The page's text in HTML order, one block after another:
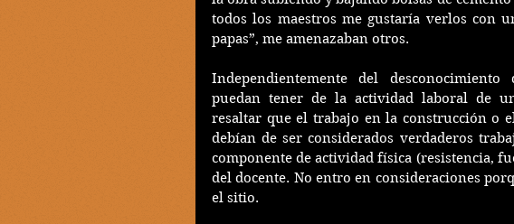
todos los maestros me gustaría verlos con
papas”, me amenazaban otros.
Independientemente del desconocimiento
puedan tener de la actividad laboral de
resaltar que el trabajo en la construcción o
debían de ser considerados verdaderos
componente de actividad física (resistencia,
del docente. No entro en consideraciones
el sitio.